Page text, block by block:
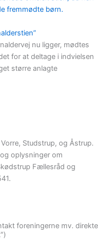
nu ligger, mødtes
for at deltage i indvielsen
større anlagte
Studstrup, og Åstrup.
oplysninger om
Fællesråd og
foreningerne mv. direkte